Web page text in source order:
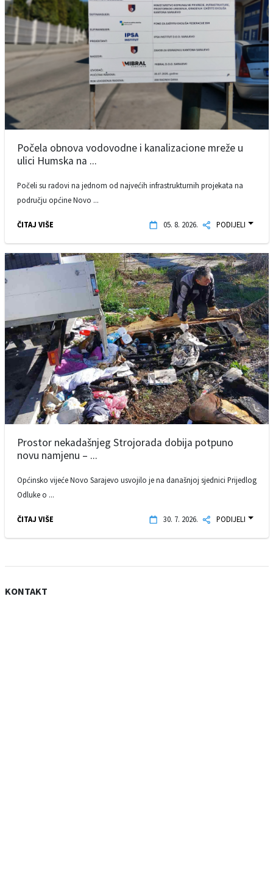
Počela obnova vodovodne i kanalizacione mreže u
ulici Humska na ...
Počeli su radovi na jednom od najvećih infrastrukturnih projekata na
području općine Novo ...
ČITAJ VIŠE 05. 8. 2026. PODIJELI
Prostor nekadašnjeg Strojorada dobija potpuno
novu namjenu – ...
Općinsko vijeće Novo Sarajevo usvojilo je na današnjoj sjednici Prijedlog
Odluke o ...
ČITAJ VIŠE 30. 7. 2026. PODIJELI
KONTAKT